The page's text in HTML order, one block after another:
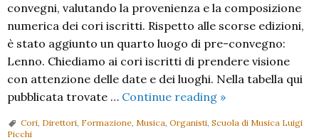
convegni, valutando la provenienza e la composizione
numerica dei cori iscritti. Rispetto alle scorse edizioni,
è stato aggiunto un quarto luogo di pre-convegno:
Lenno. Chiediamo ai cori iscritti di prendere visione
con attenzione delle date e dei luoghi. Nella tabella qui
pubblicata trovate … Continue reading XXII
»
Cori, Direttori, Formazione, Musica, Organisti, Scuola di Musica Luigi
Picchi